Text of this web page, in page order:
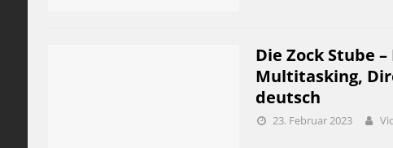
Die Zock Stube
Multitasking,
deutsch
23. Februar 2023